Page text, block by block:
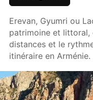
Erevan, Gyumri ou
patrimoine et littoral,
distances et le
itinéraire en Arménie.